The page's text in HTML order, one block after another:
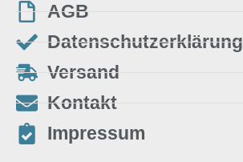
AGB
Datenschutzerklärung
Versand
Kontakt
Impressum